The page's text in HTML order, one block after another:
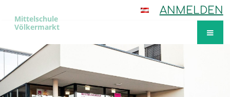
ANMELDEN
Mittelschule
Völkermarkt
Startseite